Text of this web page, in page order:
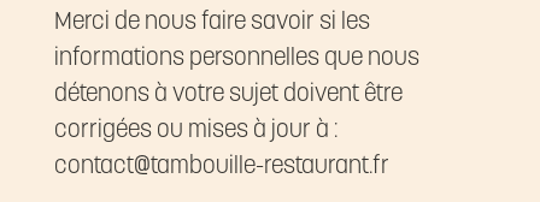
Merci de nous faire savoir si les
informations personnelles que nous
détenons à votre sujet doivent être
corrigées ou mises à jour à :
contact@tambouille-restaurant.fr